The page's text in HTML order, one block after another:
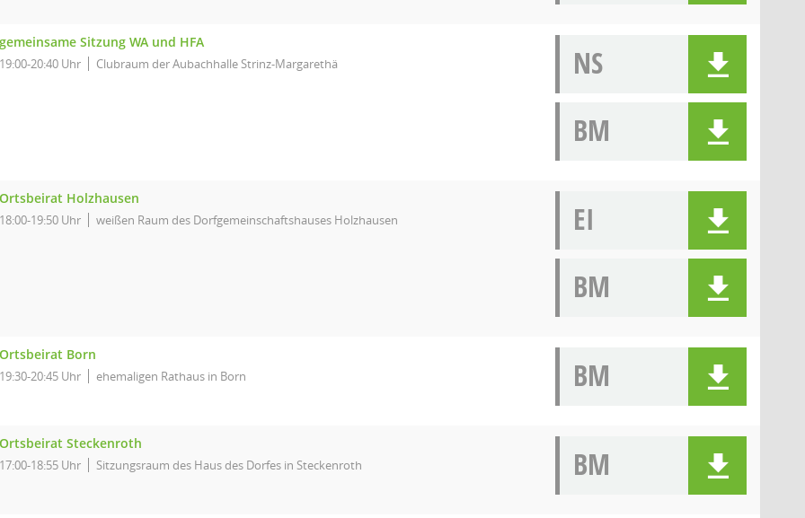
gemeinsame Sitzung WA und HFA
19:00-20:40 Uhr Clubraum der Aubachhalle Strinz-Margarethä
NS
BM
Ortsbeirat Holzhausen
18:00-19:50 Uhr weißen Raum des Dorfgemeinschaftshauses Holzhausen
EI
BM
Ortsbeirat Born
19:30-20:45 Uhr ehemaligen Rathaus in Born BM
Ortsbeirat Steckenroth
17:00-18:55 Uhr Sitzungsraum des Haus des Dorfes in Steckenroth BM